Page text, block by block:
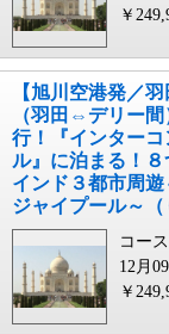
￥
【旭川空港発／
（羽田⇔デリー
行！『インター
ル』に泊まる！
インド３都市周遊
ジャイプール～（
コー
12月
￥